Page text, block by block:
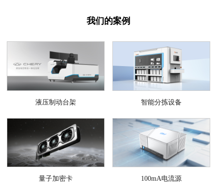
我们的案例
液压制动台架 智能分拣设备
量子加密卡 100mA电流源